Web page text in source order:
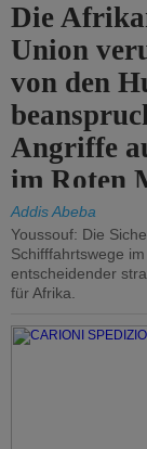
Die
Union
von den
Angriffe
im Roten
Addis Abeba
Youssouf: Die
Schifffahrtswege
entscheidender
für Afrika.